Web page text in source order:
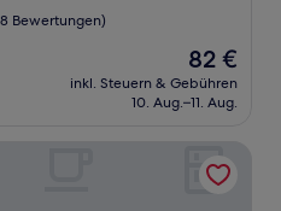
Bewertungen)
Der
Preis
beträgt
82 €
inkl. Steuern & Gebühren
10. Aug.–11. Aug.